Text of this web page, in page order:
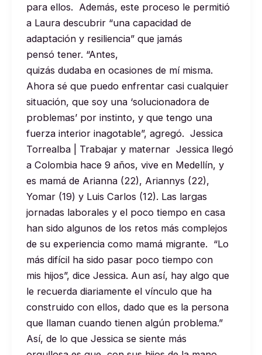
para ellos. Además, este proceso le permitió
a Laura descubrir “una capacidad de
adaptación y resiliencia” que jamás
pensó tener. “Antes,
quizás dudaba en ocasiones de mí misma.
Ahora sé que puedo enfrentar casi cualquier
situación, que soy una ‘solucionadora de
problemas’ por instinto, y que tengo una
fuerza interior inagotable”, agregó. Jessica
Torrealba | Trabajar y maternar Jessica llegó
a Colombia hace 9 años, vive en Medellín, y
es mamá de Arianna (22), Ariannys (22),
Yomar (19) y Luis Carlos (12). Las largas
jornadas laborales y el poco tiempo en casa
han sido algunos de los retos más complejos
de su experiencia como mamá migrante. “Lo
más difícil ha sido pasar poco tiempo con
mis hijos”, dice Jessica. Aun así, hay algo que
le recuerda diariamente el vínculo que ha
construido con ellos, dado que es la persona
que llaman cuando tienen algún problema.”
Así, de lo que Jessica se siente más